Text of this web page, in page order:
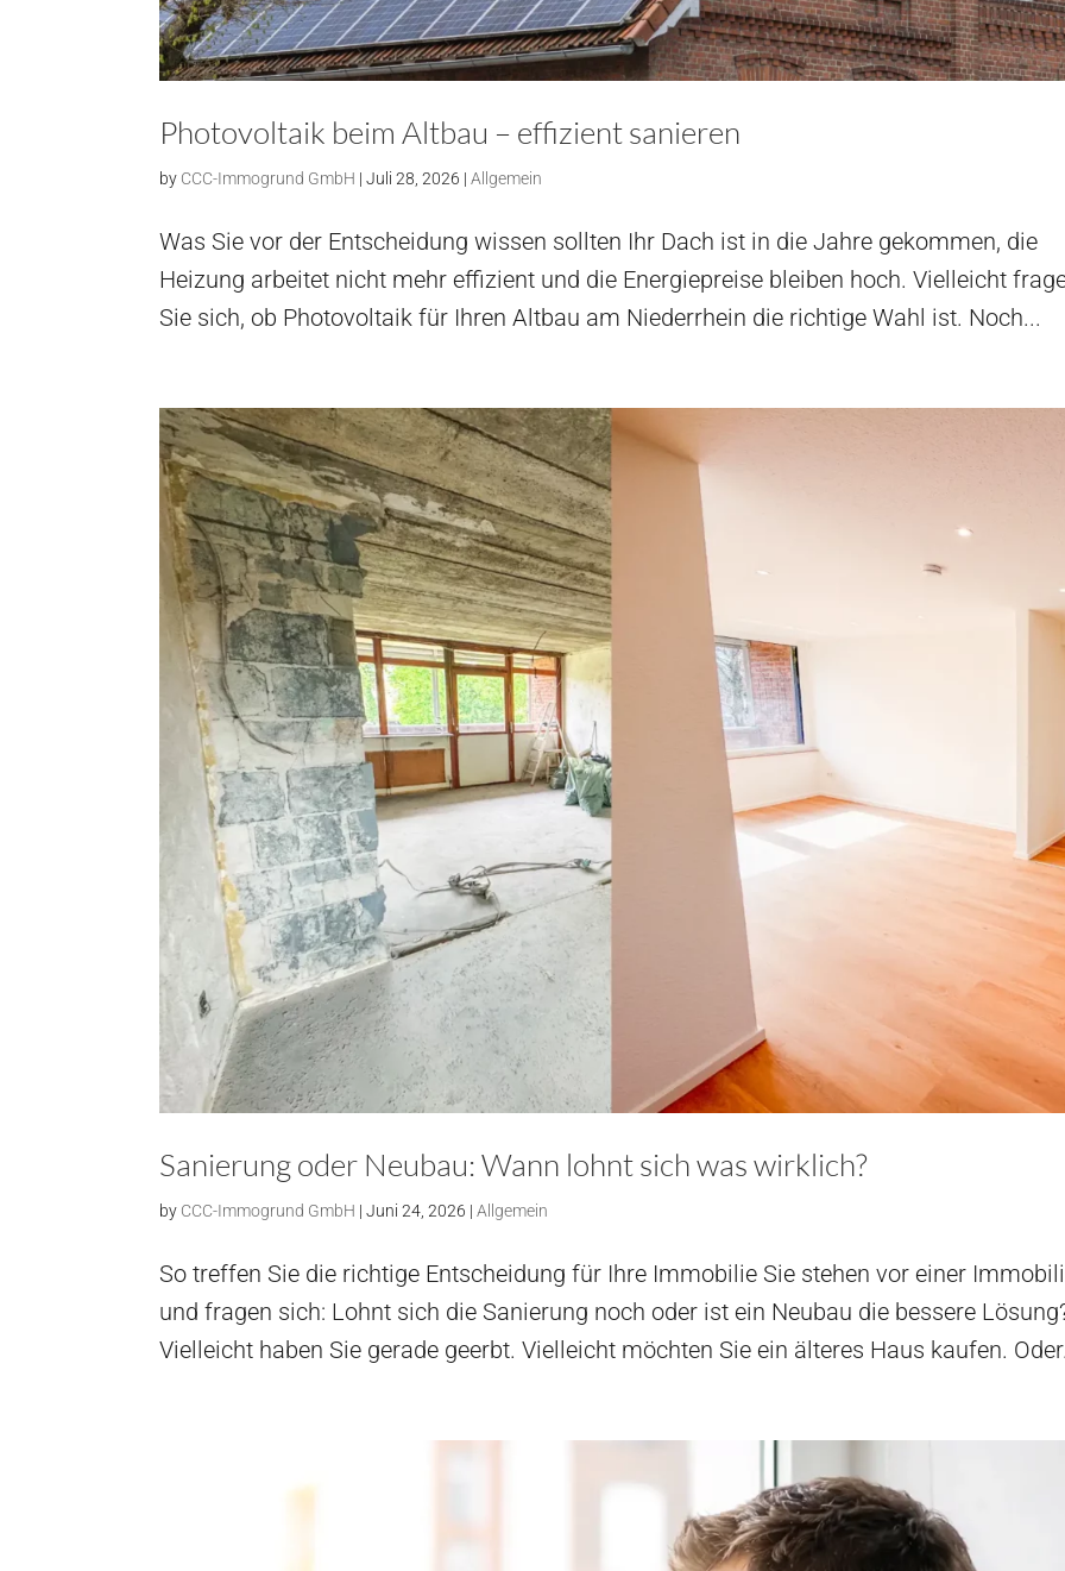
Photovoltaik beim Altbau – effizient sanieren
by CCC-Immogrund GmbH |Juli 28, 2026 |Allgemein
Was Sie vor der Entscheidung wissen sollten Ihr Dach ist in die Jahre gekommen, die
Heizung arbeitet nicht mehr effizient und die Energiepreise bleiben hoch. Vielleicht
Sie sich, ob Photovoltaik für Ihren Altbau am Niederrhein die richtige Wahl ist. Noch...
Sanierung oder Neubau: Wann lohnt sich was wirklich?
by CCC-Immogrund GmbH |Juni 24, 2026 |Allgemein
So treffen Sie die richtige Entscheidung für Ihre Immobilie Sie stehen vor einer
und fragen sich: Lohnt sich die Sanierung noch oder ist ein Neubau die bessere
Vielleicht haben Sie gerade geerbt. Vielleicht möchten Sie ein älteres Haus kaufen.